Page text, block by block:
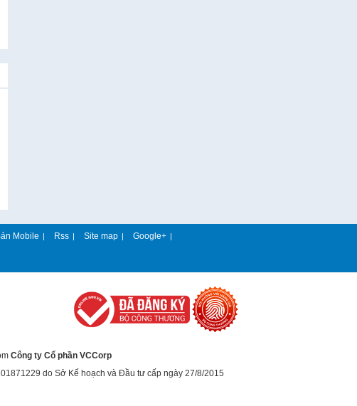
Mobile | Rss | Site map | Google+ |
Công ty Cổ phần VCCorp
do Sở Kế hoạch và Đầu tư cấp ngày 27/8/2015